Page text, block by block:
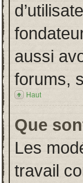
aussi
forums,
Haut
Que
Les
travail